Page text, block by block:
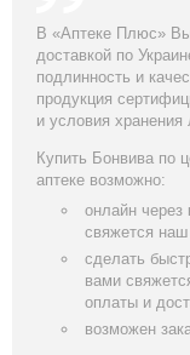
В «Аптеке Плюс»
доставкой по
подлинность и
продукция
и условия хранения
Купить Бонвива по
аптеке возможно:
онлайн через
свяжется
сделать
вами
оплаты и
возможен